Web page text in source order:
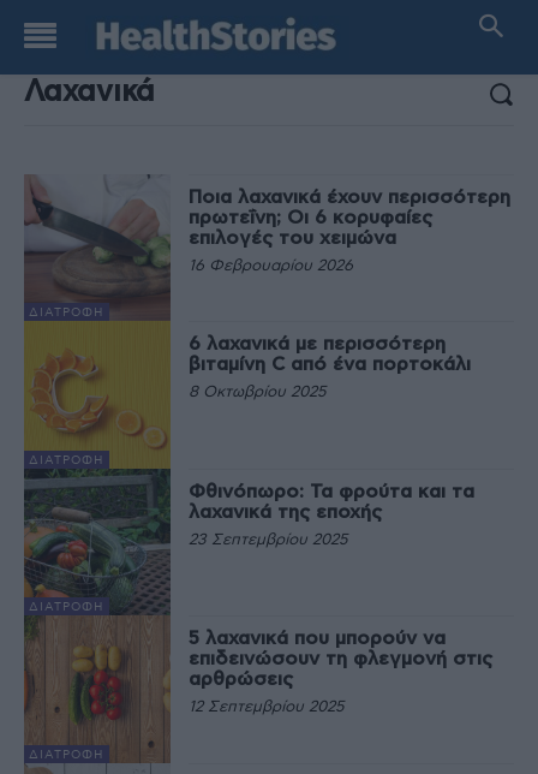
ΑΠΟΤΕΛΕΣΜΑΤΑ ΑΝΑΖΗΤΗΣΗΣ:
ΔΙΑΤΡΟΦΉ
Ποια λαχανικά έχουν περισσότερη
πρωτεΐνη; Οι 6 κορυφαίες
επιλογές του χειμώνα
16 Φεβρουαρίου 2026
ΔΙΑΤΡΟΦΉ
6 λαχανικά με περισσότερη
βιταμίνη C από ένα πορτοκάλι
8 Οκτωβρίου 2025
ΔΙΑΤΡΟΦΉ
Φθινόπωρο: Τα φρούτα και τα
λαχανικά της εποχής
23 Σεπτεμβρίου 2025
ΔΙΑΤΡΟΦΉ
5 λαχανικά που μπορούν να
επιδεινώσουν τη φλεγμονή στις
αρθρώσεις
12 Σεπτεμβρίου 2025